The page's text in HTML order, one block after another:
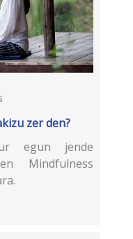
zer den?
egun jende
Mindfulness